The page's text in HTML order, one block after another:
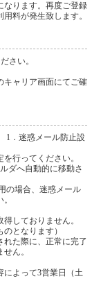
なります。再度ご登録
料が発生致します。
さい。
キャリア画面にてご確
1．迷惑メール防止設
行ってください。
ダへ自動的に移動さ
の場合、迷惑メール
しておりません。
となります）
れた際に、正常に完了
ん。
によって3営業日（土